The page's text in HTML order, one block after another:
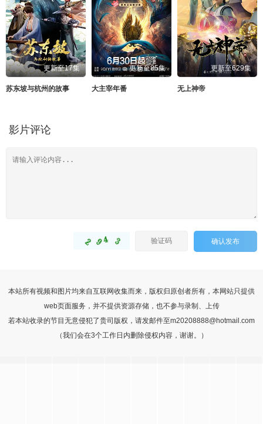
更新至17集
苏东坡与杭州的故事
更新至85集
大主宰年番
更新至629集
无上神帝
影片评论
确认发布
本站所有视频和图片均来自互联网收集而来，版权归原创者所有，本网站只提供
web页面服务，并不提供资源存储，也不参与录制、上传
若本站收录的节目无意侵犯了贵司版权，请发邮件至m20208888@hotmail.com
（我们会在3个工作日内删除侵权内容，谢谢。）